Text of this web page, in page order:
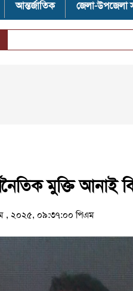
আন্তর্জাতিক জেলা-উপজেলা
মুক্তি আনাই
, ২০২৫, ০৯:৩৭:০০ পিএম